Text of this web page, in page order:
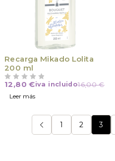
VÍCTIMA DE SU ÉXITO
Recarga Mikado Lolita
200 ml
16,00€
12,80€iva incluido
Leer más
1 2 3